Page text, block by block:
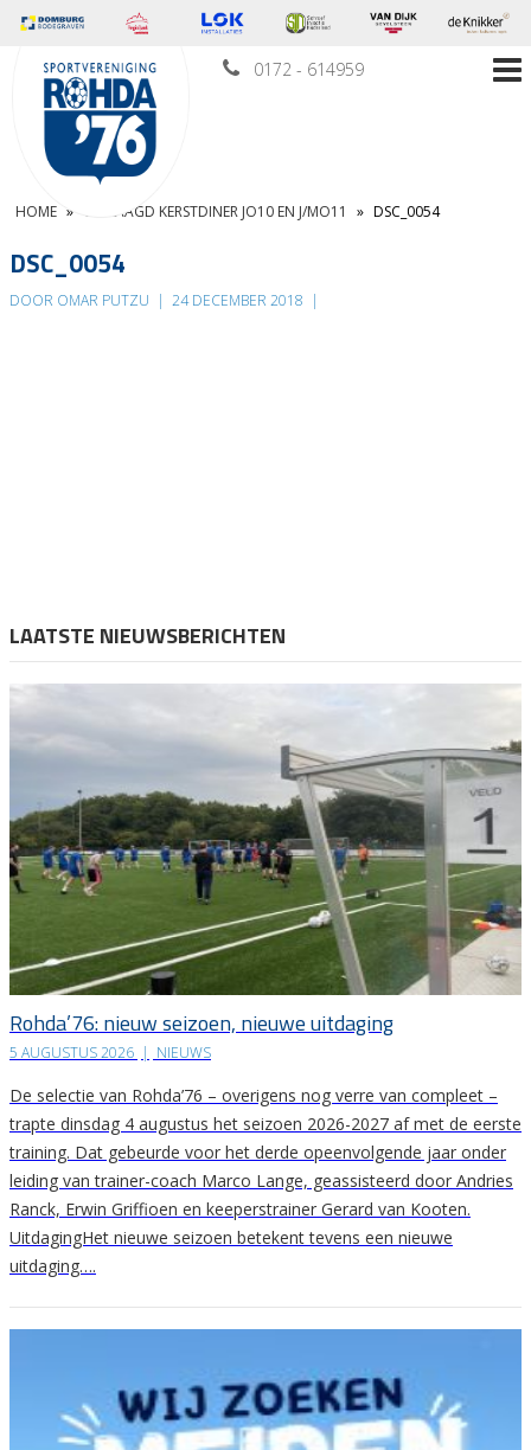
0172 - 614959
HOME » GESLAAGD KERSTDINER JO10 EN J/MO11 » DSC_0054
DSC_0054
DOOR OMAR PUTZU | 24 DECEMBER 2018 |
LAATSTE NIEUWSBERICHTEN
Rohda’76: nieuw seizoen, nieuwe uitdaging
5 AUGUSTUS 2026 | NIEUWS
De selectie van Rohda’76 – overigens nog verre van compleet –
trapte dinsdag 4 augustus het seizoen 2026-2027 af met de eerste
training. Dat gebeurde voor het derde opeenvolgende jaar onder
leiding van trainer-coach Marco Lange, geassisteerd door Andries
Ranck, Erwin Griffioen en keeperstrainer Gerard van Kooten.
UitdagingHet nieuwe seizoen betekent tevens een nieuwe
uitdaging….